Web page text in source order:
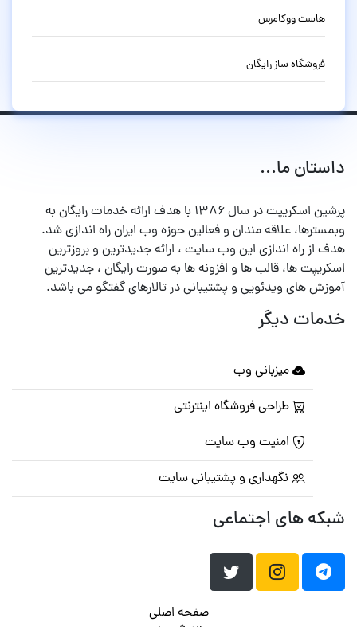
هاست ووکامرس
فروشگاه ساز رایگان
داستان ما...
پرشین اسکریپت در سال ۱۳۸۶ با هدف ارائه خدمات رایگان به
وبمسترها، علاقه مندان و فعالین حوزه وب ایران راه اندازی شد.
هدف از راه اندازی این وب سایت ، ارائه جدیدترین و بروزترین
اسکریپت ها، قالب ها و افزونه ها به صورت رایگان ، جدیدترین
آموزش های ویدئویی و پشتیبانی در تالارهای گفتگو می باشد.
خدمات دیگر
میزبانی وب
طراحی فروشگاه اینترنتی
امنیت وب سایت
نگهداری و پشتیبانی سایت
شبکه های اجتماعی
صفحه اصلی
تالار گفتمان